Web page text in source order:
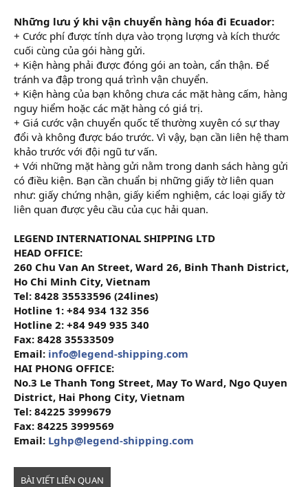
Những lưu ý khi vận chuyển hàng hóa đi Ecuador:
+ Cước phí được tính dựa vào trọng lượng và kích thước
cuối cùng của gói hàng gửi.
+ Kiện hàng phải được đóng gói an toàn, cẩn thận. Để
tránh va đập trong quá trình vận chuyển.
+ Kiện hàng của bạn không chưa các mặt hàng cấm, hàng
nguy hiểm hoặc các mặt hàng có giá trị.
+ Giá cước vận chuyển quốc tế thường xuyên có sự thay
đổi và không được báo trước. Vì vậy, bạn cần liên hệ tham
khảo trước với đội ngũ tư vấn.
+ Với những mặt hàng gửi nằm trong danh sách hàng gửi
có điều kiện. Bạn cần chuẩn bị những giấy tờ liên quan
như: giấy chứng nhận, giấy kiểm nghiệm, các loại giấy tờ
liên quan được yêu cầu của cục hải quan.
LEGEND INTERNATIONAL SHIPPING LTD
HEAD OFFICE:
260 Chu Van An Street, Ward 26, Binh Thanh District,
Ho Chi Minh City, Vietnam
Tel: 8428 35533596 (24lines)
Hotline 1: +84 934 132 356
Hotline 2: +84 949 935 340
Fax: 8428 35533509
Email: info@legend-shipping.com
HAI PHONG OFFICE:
No.3 Le Thanh Tong Street, May To Ward, Ngo Quyen
District, Hai Phong City, Vietnam
Tel: 84225 3999679
Fax: 84225 3999569
Email: Lghp@legend-shipping.com
BÀI VIẾT LIÊN QUAN